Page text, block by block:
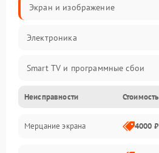
Экран и изображение
Электроника
Smart TV и программные сбои
Питание и запуск
Подсветка и LED-модули
Неисправности Стоимость
Мерцание экрана 4000 ₽